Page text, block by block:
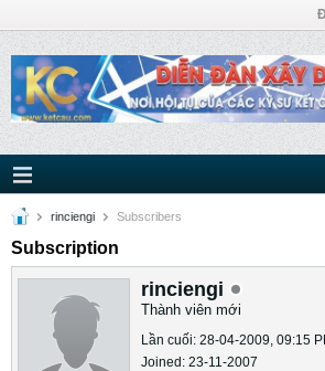
rinciengi Subscribers
Subscription
rinciengi
Thành viên mới
Lần cuối: 28-04-2009, 09:15
Joined: 23-11-2007